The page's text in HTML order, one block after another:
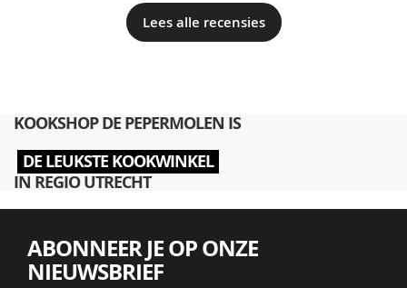
Lees alle recensies
KOOKSHOP DE PEPERMOLEN IS
DE LEUKSTE KOOKWINKEL
IN REGIO UTRECHT
ABONNEER JE OP ONZE
NIEUWSBRIEF